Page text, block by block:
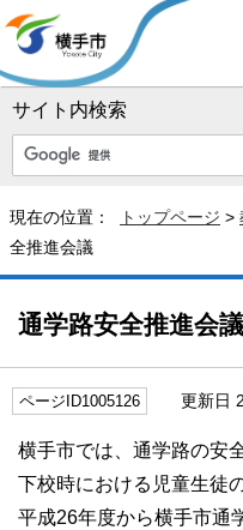
サイト内検索
現在の位置： トップページ >
全推進会議
通学路安全推進会議
ページID1005126 更新日
横手市では、通学路の安
下校時における児童生徒
平成26年度から横手市通